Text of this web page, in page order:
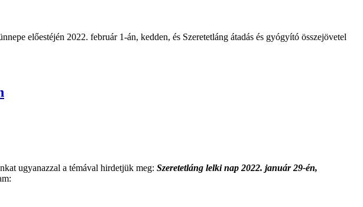
előestéjén 2022. február 1-án, kedden, és Szeretetláng átadás és gyógyító összejövetel
ugyanazzal a témával hirdetjük meg: Szeretetláng lelki nap 2022. január 29-én,